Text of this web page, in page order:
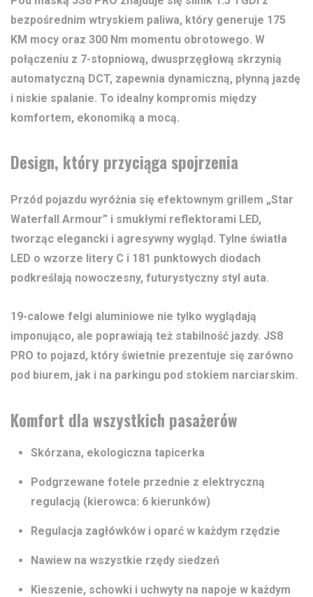
bezpośrednim wtryskiem paliwa, który generuje 175
KM mocy oraz 300 Nm momentu obrotowego. W
połączeniu z 7-stopniową, dwusprzęgłową skrzynią
automatyczną DCT, zapewnia dynamiczną, płynną jazdę
i niskie spalanie. To idealny kompromis między
komfortem, ekonomiką a mocą.
Design, który przyciąga spojrzenia
Przód pojazdu wyróżnia się efektownym grillem „Star
Waterfall Armour” i smukłymi reflektorami LED,
tworząc elegancki i agresywny wygląd. Tylne światła
LED o wzorze litery C i 181 punktowych diodach
podkreślają nowoczesny, futurystyczny styl auta.
19-calowe felgi aluminiowe nie tylko wyglądają
imponująco, ale poprawiają też stabilność jazdy. JS8
PRO to pojazd, który świetnie prezentuje się zarówno
pod biurem, jak i na parkingu pod stokiem narciarskim.
Komfort dla wszystkich pasażerów
Skórzana, ekologiczna tapicerka
Podgrzewane fotele przednie z elektryczną
regulacją (kierowca: 6 kierunków)
Regulacja zagłówków i oparć w każdym rzędzie
Nawiew na wszystkie rzędy siedzeń
Kieszenie, schowki i uchwyty na napoje w każdym